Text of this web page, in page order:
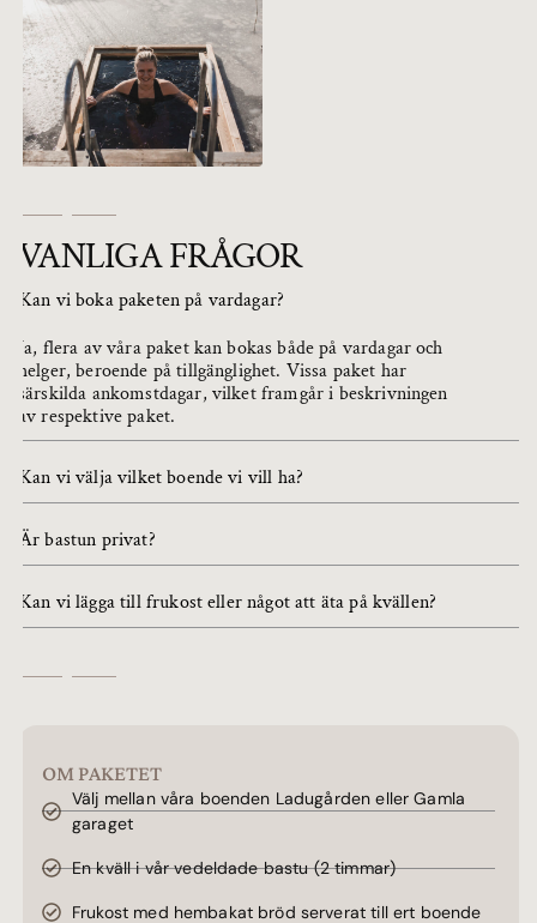
VANLIGA FRÅGOR
Kan vi boka paketen på vardagar?
Ja, flera av våra paket kan bokas både på vardagar och
helger, beroende på tillgänglighet. Vissa paket har
särskilda ankomstdagar, vilket framgår i beskrivningen
av respektive paket.
Kan vi välja vilket boende vi vill ha?
Är bastun privat?
Kan vi lägga till frukost eller något att äta på kvällen?
OM PAKETET
Välj mellan våra boenden Ladugården eller Gamla
garaget
En kväll i vår vedeldade bastu (2 timmar)
Frukost med hembakat bröd serverat till ert boende